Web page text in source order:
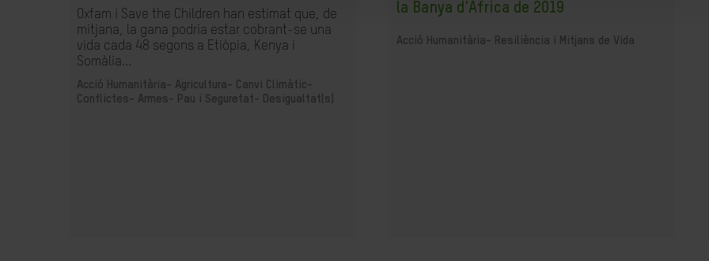
Oxfam i Save the Children han estimat que, de
mitjana, la gana podria estar cobrant-se una
vida cada 48 segons a Etiòpia, Kenya i
Somàlia...
Acció Humanitària- Agricultura- Canvi Climàtic-
Conflictes- Armes- Pau i Seguretat- Desigualtat(s)
la Banya d'Àfrica de 2019
Acció Humanitària- Resiliència i Mitjans de Vida